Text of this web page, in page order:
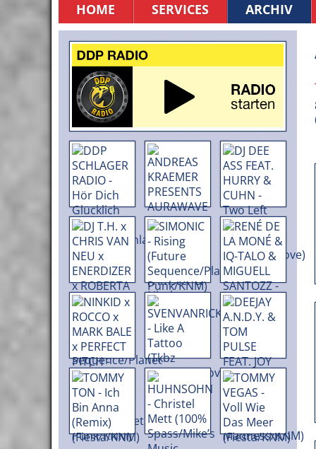
HOME SERVICES ARCHIV